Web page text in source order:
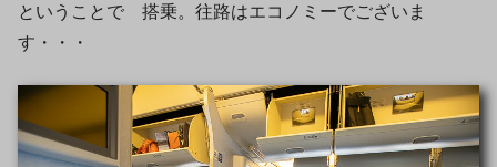
ということで 搭乗。往路はエコノミーでございま
す・・・